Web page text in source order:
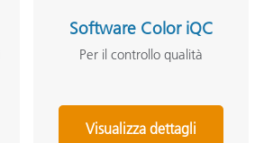
Software Color iQC
Per il controllo qualità
Visualizza dettagli